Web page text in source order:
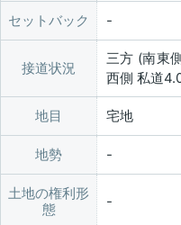
セットバック
接道状況
三方 (南東
西側 私道
地目 宅地
地勢
土地の権利形
態